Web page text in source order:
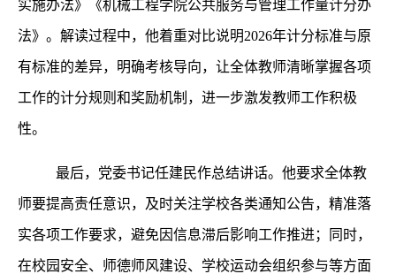
实施办法》《机械工程学院公共服务与管理工作量计分办
法》。解读过程中，他着重对比说明2026年计分标准与原
有标准的差异，明确考核导向，让全体教师清晰掌握各项
工作的计分规则和奖励机制，进一步激发教师工作积极
性。
最后，党委书记任建民作总结讲话。他要求全体教
师要提高责任意识，及时关注学校各类通知公告，精准落
实各项工作要求，避免因信息滞后影响工作推进；同时，
在校园安全、师德师风建设、学校运动会组织参与等方面